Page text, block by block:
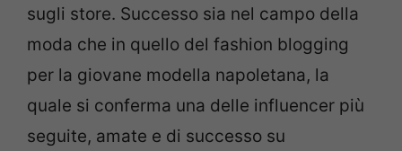
sugli store. Successo sia nel campo della
moda che in quello del fashion blogging
per la giovane modella napoletana, la
quale si conferma una delle influencer più
seguite, amate e di successo su